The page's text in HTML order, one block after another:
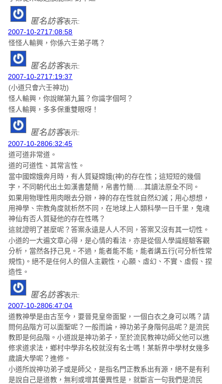
匿名訪客表示:
2007-10-2717:08:58
怪怪人輸興，你係六壬弟子嗎？
匿名訪客表示:
2007-10-2717:19:37
(小道只會六壬神功)
怪人輸興，你說睇第九篇？你識字個呵？
怪人輸興，多多保重雙眼呀！
匿名訪客表示:
2007-10-2806:32:45
道可道非常道。
道的可道性、其常言性。
當中國嫦娥奔月時，有人質疑嫦娥(神)的存在性；這短短的幾個
字，不同朝代出土如漢書楚簡，帛書竹簡…..其讀法原全不同。
如果用物理性用肉眼去分辦，神的存在性就自然幻滅；用心想想，
用神學、宗教角度就析然不同，在地球上人類科學一日千里，鬼魂
神仙有否人質疑他的存在性嗎？
這就證明了甚麼呢？答案永遠是人人不同，答案又沒有其一切性。
小道的一大遍文章心得，是心情的看法，亦是從個人學識經驗客觀
分析，當然各抒己見。不過，能者能不能，能者講五行(可分析性常
規性)。絕不是任何人的個人主觀性，心願、虛幻、不實、虛假、捏
造性。
匿名訪客表示:
2007-10-2806:47:04
道教神學是由古至今，要晉見皇帝面聖，一個白衣之身可以嗎？請
問何品階方可以面聖呢？一般而論，神功弟子身階何品呢？是流民
教即是何品階。小道說是神功弟子，至於流民教神功師父他可以進
修求道求法，鄉村中學非名校就沒有名士嗎！某新界中學材女幾多
歲讀大學呢？進修。
小道所說神功弟子或是師父，是指名門正教系出有源，絕不是有利
是說自己是道教，無利或增其優異性是，就斷言一句我們是流民